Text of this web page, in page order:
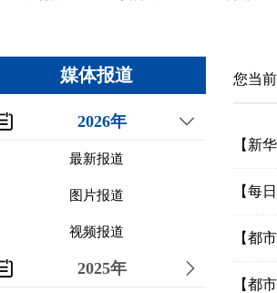
媒体报道
2026年
最新报道
图片报道
视频报道
2025年
您当
【新
【每
【都
【都